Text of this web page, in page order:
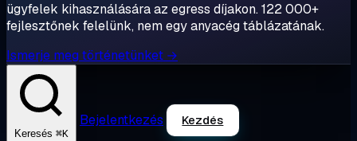
ügyfelek kihasználására az egress díjakon. 122 000+
fejlesztőnek felelünk, nem egy anyacég táblázatának.
Ismerje meg történetünket →
Keresés ⌘K
Bejelentkezés Kezdés